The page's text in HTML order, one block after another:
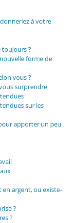
à votre
toujours ?
forme de
vous ?
surprendre
sur les
apporter un peu
en argent, ou existe-
?
?